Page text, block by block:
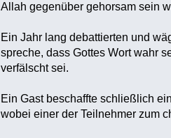
Allah gegenüber gehorsam sein
Ein Jahr lang debattierten und
spreche, dass Gottes Wort wahr
verfälscht sei.
Ein Gast beschaffte schließlich
wobei einer der Teilnehmer zum